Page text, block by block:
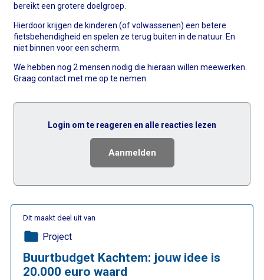
bereikt een grotere doelgroep.
Hierdoor krijgen de kinderen (of volwassenen) een betere
fietsbehendigheid en spelen ze terug buiten in de natuur. En
niet binnen voor een scherm.
We hebben nog 2 mensen nodig die hieraan willen meewerken.
Graag contact met me op te nemen.
Login om te reageren en alle reacties lezen
Aanmelden
Dit maakt deel uit van
folder Project
Buurtbudget Kachtem: jouw idee is
20.000 euro waard